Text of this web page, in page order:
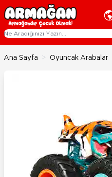
İçeriğe geç
Ana Sayfa > Oyuncak Arabalar